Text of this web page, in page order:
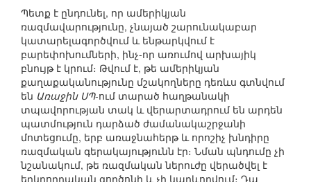
Պետք է ընդունել, որ ամերիկյան
ռազմավարությունը, չնայած շարունակաբար
կատարելագործվում և ենթարկվում է
բարեփոխումների, ինչ-որ առումով արխայիկ
բնույթ է կրում։ Թվում է, թե ամերիկյան
քաղաքականությունը մշակողները դեռևս գտնվում
են Առաջին ՍՊ-ում տարած հաղթանակի
տպավորության տակ և վերարտադրում են արդեն
պատմություն դարձած ժամանակաշրջանի
մոտեցումը, երբ առաջնահերթ և որոշիչ խնդիրը
ռազմական գերակայությունն էր։ Նման պնդումը չի
նշանակում, թե ռազմական ներուժը վերածվել է
երկրորդական գործոնի և չի կարևորվում։ Դա